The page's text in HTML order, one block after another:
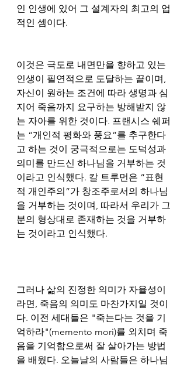
인 인생에 있어 그 설계자의 최고의 업
적인 셈이다.
이것은 극도로 내면만을 향하고 있는
인생이 필연적으로 도달하는 끝이며,
자신이 원하는 조건에 따라 생명과 심
지어 죽음까지 요구하는 방해받지 않
는 자아를 위한 것이다. 프랜시스 쉐퍼
는 “개인적 평화와 풍요”를 추구한다
고 하는 것이 궁극적으로는 도덕성과
의미를 만드신 하나님을 거부하는 것
이라고 인식했다. 칼 트루먼은 “표현
적 개인주의”가 창조주로서의 하나님
을 거부하는 것이며, 따라서 우리가 그
분의 형상대로 존재하는 것을 거부하
는 것이라고 인식했다.
그러나 삶의 진정한 의미가 자율성이
라면, 죽음의 의미도 마찬가지일 것이
다. 이전 세대들은 "죽는다는 것을 기
억하라"(memento mori)를 외치며 죽
음을 기억함으로써 잘 살아가는 방법
을 배웠다. 오늘날의 사람들은 하나님